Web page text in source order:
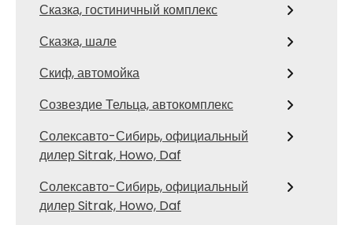
Сказка, гостиничный комплекс
Сказка, шале
Скиф, автомойка
Созвездие Тельца, автокомплекс
Солексавто-Сибирь, официальный
дилер Sitrak, Howo, Daf
Солексавто-Сибирь, официальный
дилер Sitrak, Howo, Daf